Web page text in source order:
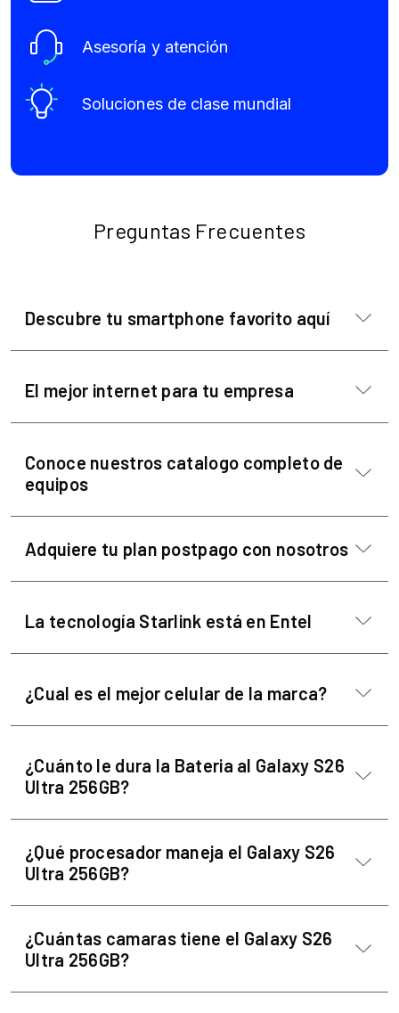
Asesoría y atención
Soluciones de clase mundial
Preguntas Frecuentes
Descubre tu smartphone favorito aquí
El mejor internet para tu empresa
Conoce nuestros catalogo completo de
equipos
Adquiere tu plan postpago con nosotros
La tecnología Starlink está en Entel
¿Cual es el mejor celular de la marca?
¿Cuánto le dura la Bateria al Galaxy S26
Ultra 256GB?
¿Qué procesador maneja el Galaxy S26
Ultra 256GB?
¿Cuántas camaras tiene el Galaxy S26
Ultra 256GB?